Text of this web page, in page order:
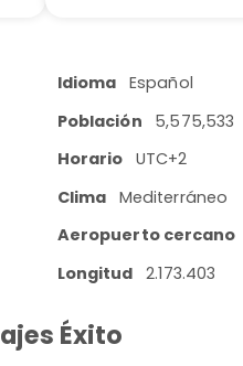
Idioma Español
Población
5,575,533
Horario
UTC+2
Clima Mediterráneo
Aeropuerto cercano
Longitud 2.173.403
Éxito